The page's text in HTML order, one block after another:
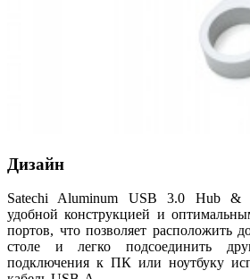
Дизайн
Satechi Aluminum USB 3.0 Hub &
удобной конструкцией и
портов, что позволяет расположить
столе и легко подсоединить
подключения к ПК или ноутбуку